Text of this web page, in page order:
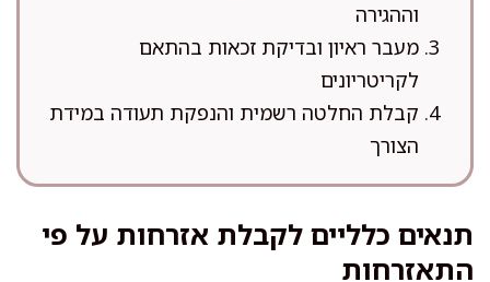
וההגירה
מעבר ראיון ובדיקת זכאות בהתאם
לקריטריונים
קבלת החלטה רשמית והנפקת תעודה במידת
הצורך
תנאים כלליים לקבלת אזרחות על פי
התאזרחות